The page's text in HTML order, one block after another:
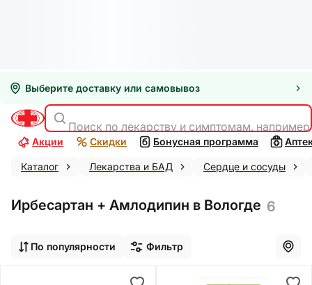
Выберите доставку или самовывоз
Поиск по лекарству и симптомам,
Акции Скидки Бонусная программа
Каталог Лекарства и БАД Сердце и сосуды
Ирбесартан + Амлодипин в Вологде 6
По популярности Фильтр